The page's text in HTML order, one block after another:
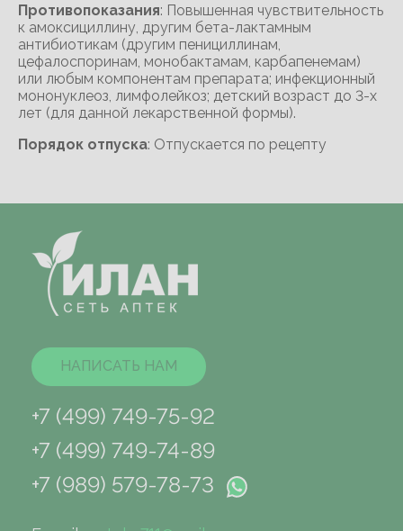
Противопоказания: Повышенная чувствительность
к амоксициллину, другим бета-лактамным
антибиотикам (другим пенициллинам,
цефалоспоринам, монобактамам, карбапенемам)
или любым компонентам препарата; инфекционный
мононуклеоз, лимфолейкоз; детский возраст до 3-х
лет (для данной лекарственной формы).
Порядок отпуска: Отпускается по рецепту
НАПИСАТЬ НАМ
+7 (499) 749-75-92
+7 (499) 749-74-89
+7 (989) 579-78-73